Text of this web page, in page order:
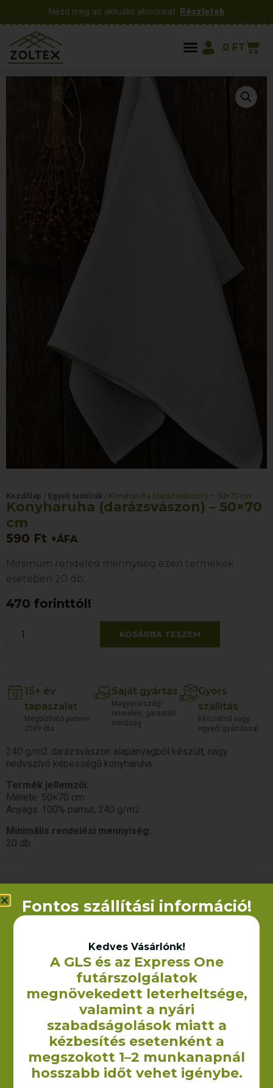
Nézd meg az aktuális akciónkat: Részletek
0 FT
Kezdőlap / Egyéb textíliák / Konyharuha (darázsvászon) – 50×70 cm
Konyharuha (darázsvászon) – 50×70
cm
590 Ft +ÁFA
Minimum rendelési mennyiség ezen termékek
esetében 20 db.
470 forinttól!
KOSÁRBA TESZEM
15+ év
tapaszalat
Megbízható partner
2009 óta
Saját gyártás
Magyarországi
termelés, garantált
minőség
Gyors
szállítás
Készletről vagy
egyedi gyártással
240 g/m2 darázsvászon alapanyagból készült, nagy
nedvszívó képességű konyharuha.
Termék jellemzői:
Mérete: 50×70 cm
Anyaga: 100% pamut, 240 g/m2
Minimális rendelési mennyiség:
20 db
Kapcsolódó termékek
Szaunalepedő
(darázsmintás) –
100×190 cm
Pamut pólók – Kérd
egyedi
ajánlatunkat!
Fontos szállítási információ!
Kedves Vásárlónk!
A GLS és az Express One
futárszolgálatok
megnövekedett leterheltsége,
valamint a nyári
szabadságolások miatt a
kézbesítés esetenként a
megszokott 1–2 munkanapnál
hosszabb időt vehet igénybe.